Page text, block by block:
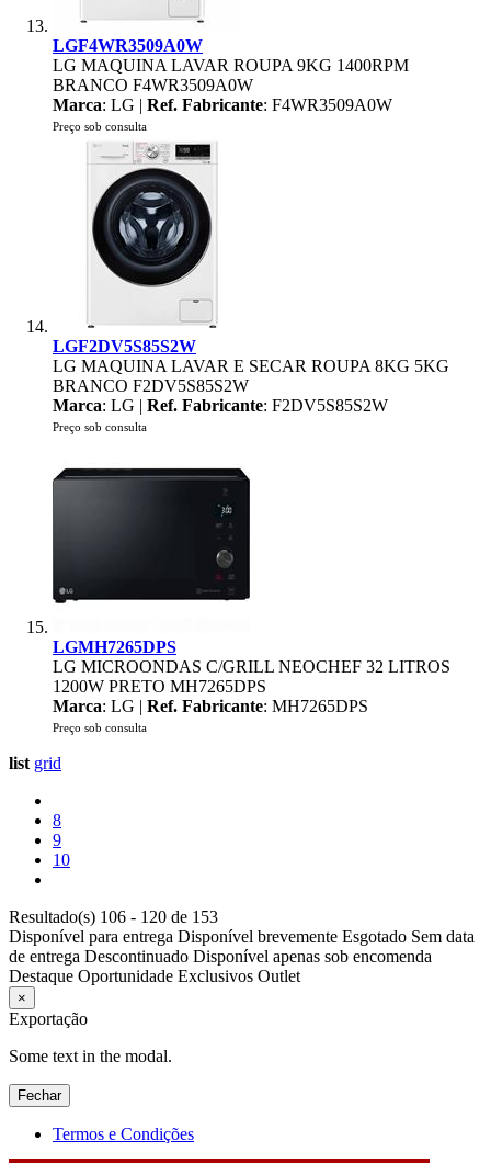
LGF4WR3509A0W
LG MAQUINA LAVAR ROUPA 9KG 1400RPM
BRANCO F4WR3509A0W
Marca: LG | Ref. Fabricante: F4WR3509A0W
Preço sob consulta
LGF2DV5S85S2W
LG MAQUINA LAVAR E SECAR ROUPA 8KG 5KG
BRANCO F2DV5S85S2W
Marca: LG | Ref. Fabricante: F2DV5S85S2W
Preço sob consulta
LGMH7265DPS
LG MICROONDAS C/GRILL NEOCHEF 32 LITROS
1200W PRETO MH7265DPS
Marca: LG | Ref. Fabricante: MH7265DPS
Preço sob consulta
list grid
8
9
10
Resultado(s) 106 - 120 de 153
Disponível para entrega Disponível brevemente Esgotado Sem data
de entrega Descontinuado Disponível apenas sob encomenda
Destaque Oportunidade Exclusivos Outlet
×
Exportação
Some text in the modal.
Fechar
Termos e Condições